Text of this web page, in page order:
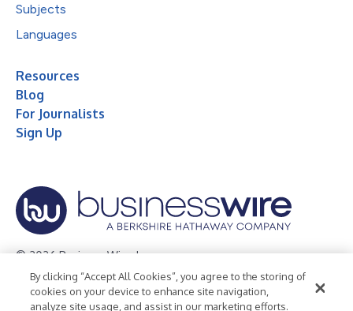
Subjects
Languages
Resources
Blog
For Journalists
Sign Up
© 2026 Business Wire, Inc.
Privacy Policy Cookie Policy
Accessibility Statement
By clicking “Accept All Cookies”, you agree to the storing of
cookies on your device to enhance site navigation,
analyze site usage, and assist in our marketing efforts.